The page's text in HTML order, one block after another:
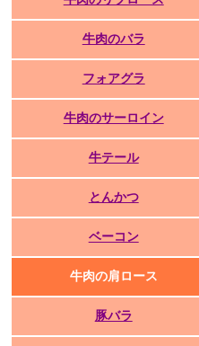
牛肉のバラ
フォアグラ
牛肉のサーロイン
牛テール
とんかつ
ベーコン
牛肉の肩ロース
豚バラ